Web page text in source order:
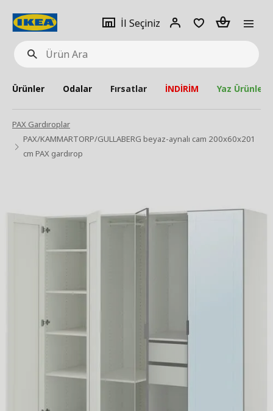
Ürün
Ara
İl Seçiniz
Giriş
Adet
Ürünler Odalar Fırsatlar İNDİRİM Yaz Ürünleri
PAX Gardıroplar
PAX/KAMMARTORP/GULLABERG beyaz-aynalı cam 200x60x201
cm PAX gardırop